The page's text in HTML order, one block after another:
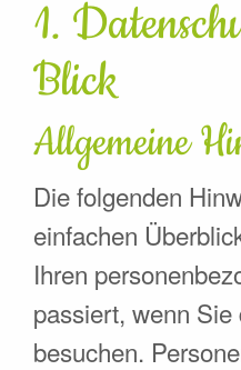
1.
Blick
Allgemeine
Die folgenden
einfachen
Ihren
passiert, wenn
besuchen.